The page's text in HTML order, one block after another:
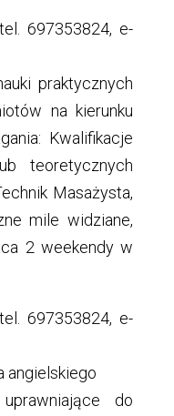
697353824, e-
praktycznych
na kierunku
Kwalifikacje
teoretycznych
Masażysta,
mile widziane,
2 weekendy w
697353824, e-
angielskiego
do